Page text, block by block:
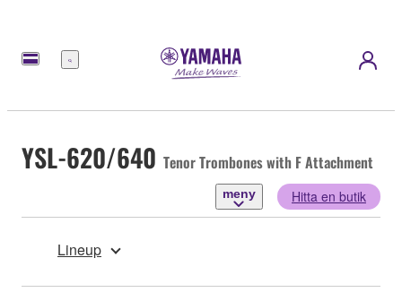
meny
YSL-620/640 Tenor Trombones with F Attachment
meny Hitta en butik
Lineup